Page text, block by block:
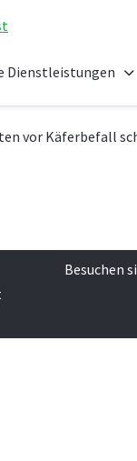
Dienstleistungen
vor Käferbefall
Besuchen